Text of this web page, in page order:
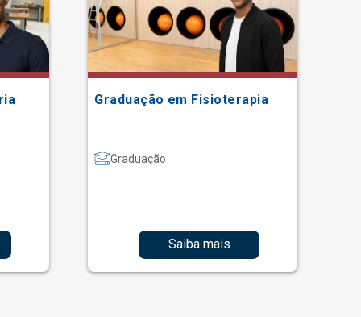
Graduação em Fisioterapia
Graduação
Saiba mais